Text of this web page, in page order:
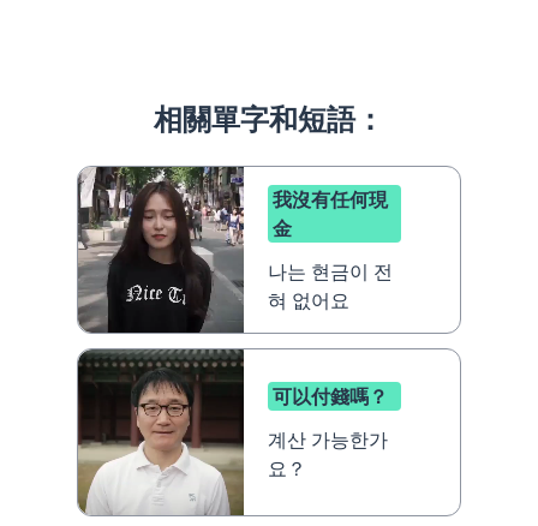
相關單字和短語：
我沒有任何現
金
나는 현금이 전
혀 없어요
可以付錢嗎？
계산 가능한가
요？